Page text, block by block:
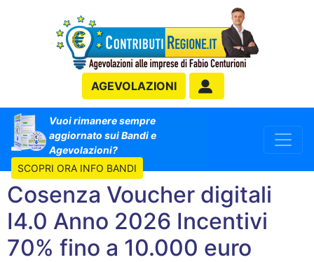
AGEVOLAZIONI
Vuoi rimanere sempre
aggiornato sui Bandi e
Agevolazioni?
SCOPRI ORA INFO BANDI
Cosenza Voucher digitali
I4.0 Anno 2026 Incentivi
70% fino a 10.000 euro